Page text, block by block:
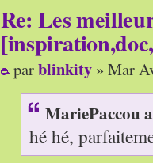
Re: Les
parblinkity » Mar
MariePaccou
hé hé,